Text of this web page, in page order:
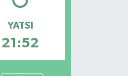
YATSI
21:52